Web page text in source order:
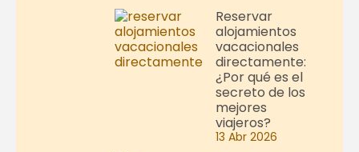
Reservar
alojamientos
vacacionales
directamente:
¿Por qué es el
secreto de los
mejores
viajeros?
13 Abr 2026